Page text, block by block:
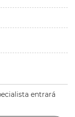
entrará